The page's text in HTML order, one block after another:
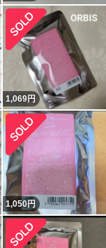
1,069円
1,050円